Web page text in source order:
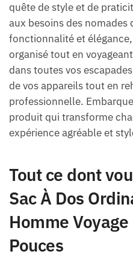
quête de style et de
aux besoins des
fonctionnalité et
organisé tout en
dans toutes vos
de vos appareils tout en
professionnelle.
produit qui transforme
expérience agréable et
Tout ce dont
Sac À Dos
Homme
Pouces